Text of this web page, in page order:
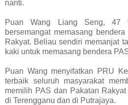
nanti.
Puan Wang Liang Seng, 47
bersemangat memasang
Rakyat. Beliau sendiri memanjat
kaki untuk memasang bendera
Puan Wang menyifatkan PRU
terbaik seluruh masyarakat
memilih PAS dan Pakatan
di Terengganu dan di Putrajaya.